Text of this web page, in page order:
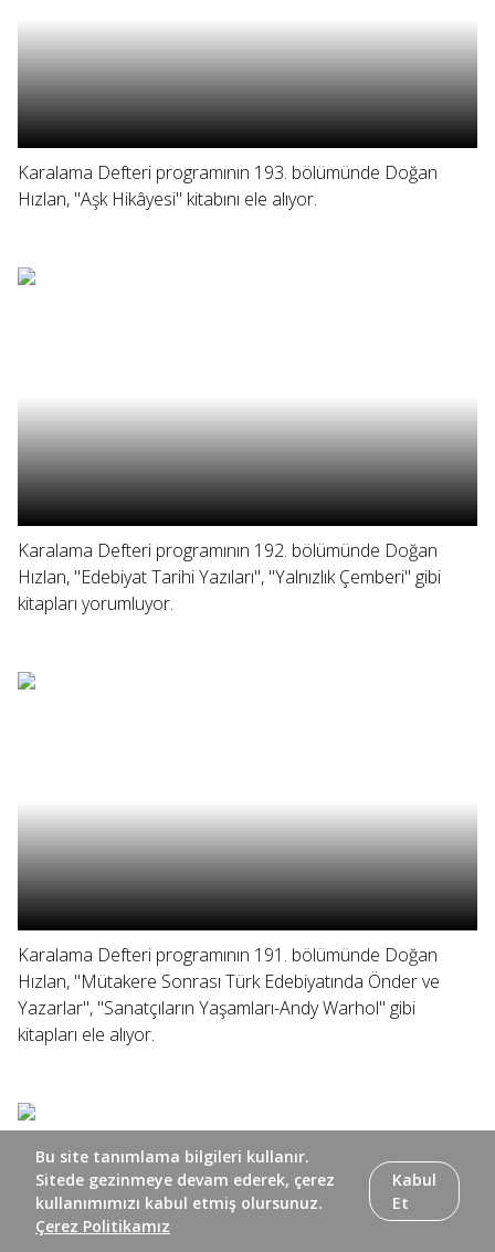
Karalama Defteri programının 193. bölümünde Doğan
Hızlan, "Aşk Hikâyesi" kitabını ele alıyor.
Karalama Defteri programının 192. bölümünde Doğan
Hızlan, "Edebiyat Tarihi Yazıları", "Yalnızlık Çemberi" gibi
kitapları yorumluyor.
Karalama Defteri programının 191. bölümünde Doğan
Hızlan, "Mütakere Sonrası Türk Edebiyatında Önder ve
Yazarlar", "Sanatçıların Yaşamları-Andy Warhol" gibi
kitapları ele alıyor.
Bu site tanımlama bilgileri kullanır.
Sitede gezinmeye devam ederek, çerez
kullanımımızı kabul etmiş olursunuz.
Çerez Politikamız
Kabul
Et